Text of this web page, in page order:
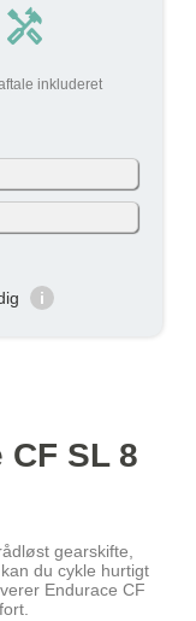
add_circle
handyman
inkluderet
beregningerne
er baseret på
uden am-bidrag,
lønnen. (effektiv
en smule efter
469 kr
349 kr
vælge til
i
SL 8
gearskifte,
du cykle hurtigt
Endurace CF